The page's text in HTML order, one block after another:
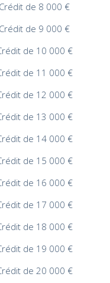
Crédit de 8 000 €
Crédit de 9 000 €
de 10 000 €
de 11 000 €
de 12 000 €
de 13 000 €
de 14 000 €
de 15 000 €
de 16 000 €
de 17 000 €
de 18 000 €
de 19 000 €
de 20 000 €